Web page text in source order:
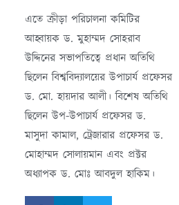
এতে ক্রীড়া পরিচালনা কমিটির
আহ্বায়ক ড. মুহাম্মদ সোহরাব
উদ্দিনের সভাপতিত্বে প্রধান অতিথি
ছিলেন বিশ্ববিদ্যালয়ের উপাচার্য প্রফেসর
ড. মো. হায়দার আলী। বিশেষ অতিথি
ছিলেন উপ-উপাচার্য প্রফেসর ড.
মাসুদা কামাল, ট্রেজারার প্রফেসর ড.
মোহাম্মদ সোলায়মান এবং প্রক্টর
অধ্যাপক ড. মোঃ আবদুল হাকিম।